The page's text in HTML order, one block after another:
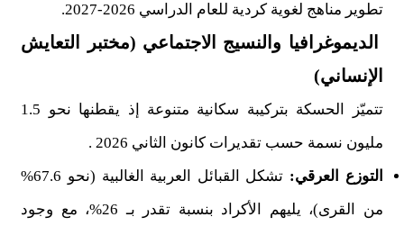
تطوير مناهج لغوية كردية للعام الدراسي 2026-2027.
الديموغرافيا والنسيج الاجتماعي (مختبر التعايش
الإنساني)
تتميّز الحسكة بتركيبة سكانية متنوعة إذ يقطنها نحو 1.5
مليون نسمة حسب تقديرات كانون الثاني 2026 .
التوزع العرقي:
تشكل القبائل العربية الغالبية (نحو 67.6%
من القرى)، يليهم الأكراد بنسبة تقدر بـ 26%، مع وجود